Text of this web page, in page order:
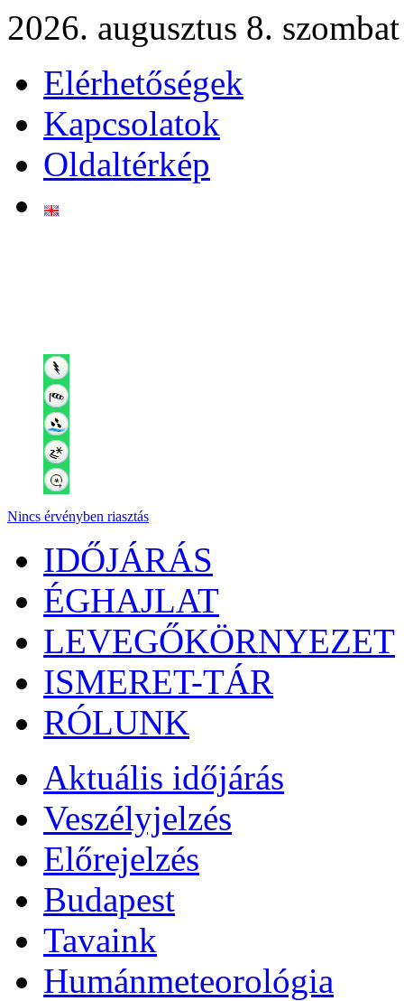
2026. augusztus 8. szombat
Elérhetőségek
Kapcsolatok
Oldaltérkép
Nincs érvényben riasztás
IDŐJÁRÁS
ÉGHAJLAT
LEVEGŐKÖRNYEZET
ISMERET-TÁR
RÓLUNK
Aktuális időjárás
Veszélyjelzés
Előrejelzés
Budapest
Tavaink
Humánmeteorológia